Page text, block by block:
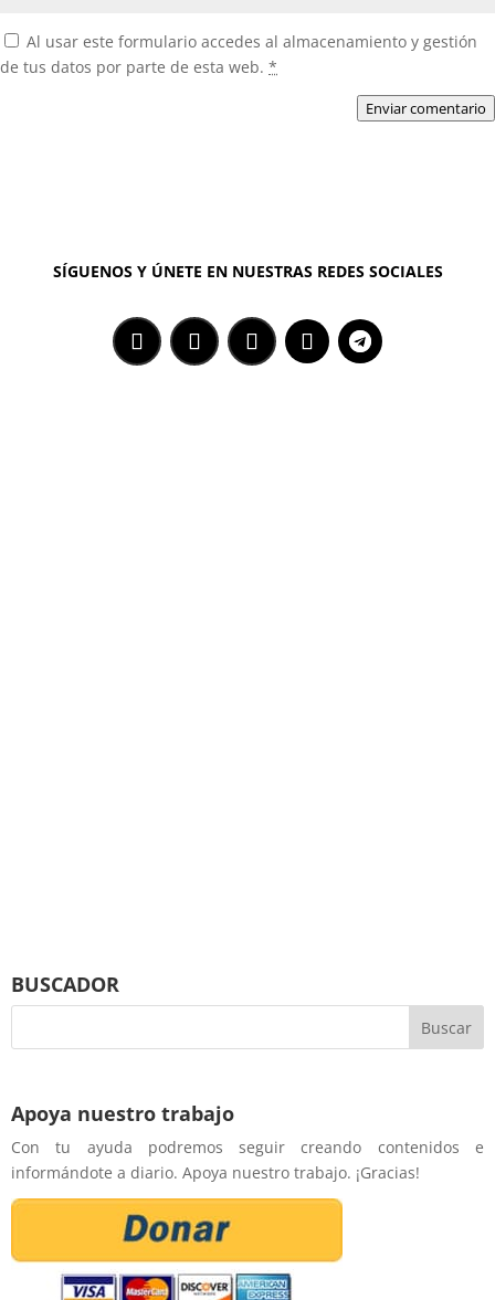
Al usar este formulario accedes al almacenamiento y gestión
de tus datos por parte de esta web. *
Enviar comentario
SÍGUENOS Y ÚNETE EN NUESTRAS REDES SOCIALES
BUSCADOR
Apoya nuestro trabajo
Con tu ayuda podremos seguir creando contenidos e
informándote a diario. Apoya nuestro trabajo. ¡Gracias!